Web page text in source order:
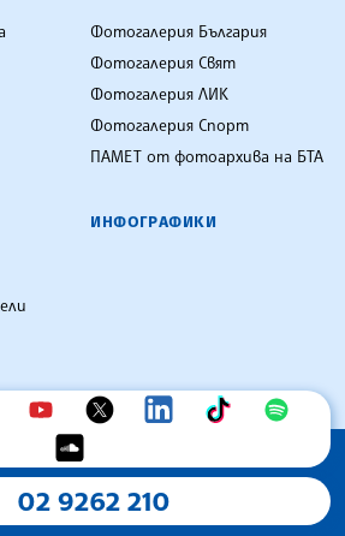
Фотогалерия България
Фотогалерия Свят
Фотогалерия ЛИК
Фотогалерия Спорт
ПАМЕТ от фотоархива на БТА
ИНФОГРАФИКИ
02 9262 210